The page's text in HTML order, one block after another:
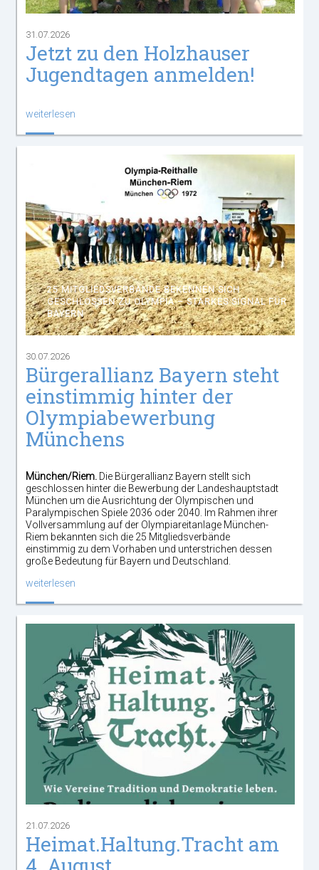
31.07.2026
Jetzt zu den Holzhauser
Jugendtagen anmelden!
weiterlesen
25 MITGLIEDSVERBÄNDE BEKENNEN SICH
GESCHLOSSEN ZU OLYMPIA – STARKES SIGNAL FÜR
BAYERN
30.07.2026
Bürgerallianz Bayern steht
einstimmig hinter der
Olympiabewerbung
Münchens
München/Riem. Die Bürgerallianz Bayern stellt sich
geschlossen hinter die Bewerbung der Landeshauptstadt
München um die Ausrichtung der Olympischen und
Paralympischen Spiele 2036 oder 2040. Im Rahmen ihrer
Vollversammlung auf der Olympiareitanlage München-
Riem bekannten sich die 25 Mitgliedsverbände
einstimmig zu dem Vorhaben und unterstrichen dessen
große Bedeutung für Bayern und Deutschland.
weiterlesen
21.07.2026
Heimat.Haltung.Tracht am